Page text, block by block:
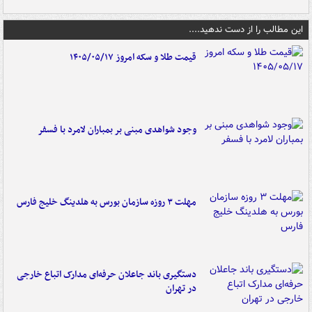
این مطالب را از دست ندهید....
قیمت طلا و سکه امروز ۱۴۰۵/۰۵/۱۷
وجود شواهدی مبنی بر بمباران لامرد با فسفر
مهلت ۳ روزه سازمان بورس به هلدینگ خلیج فارس
دستگیری باند جاعلان حرفه‌ای مدارک اتباع خارجی
در تهران